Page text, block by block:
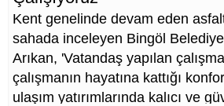
Kent genelinde devam eden asfalt
sahada inceleyen Bingöl
Arıkan, 'Vatandaş yapılan
çalışmanın hayatına kattığı
ulaşım yatırımlarında kalıcı ve